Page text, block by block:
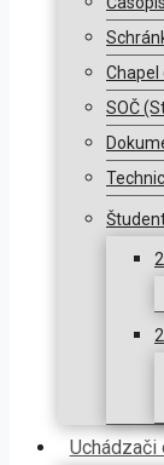
Chapel
SOČ
Uchádzači